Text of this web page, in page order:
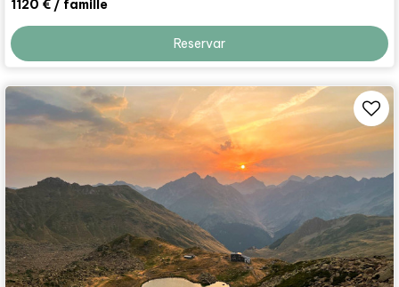
1120 € / famille
Reservar